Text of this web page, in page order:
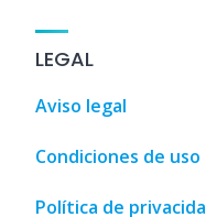
LEGAL
Aviso legal
Condiciones de uso
Política de